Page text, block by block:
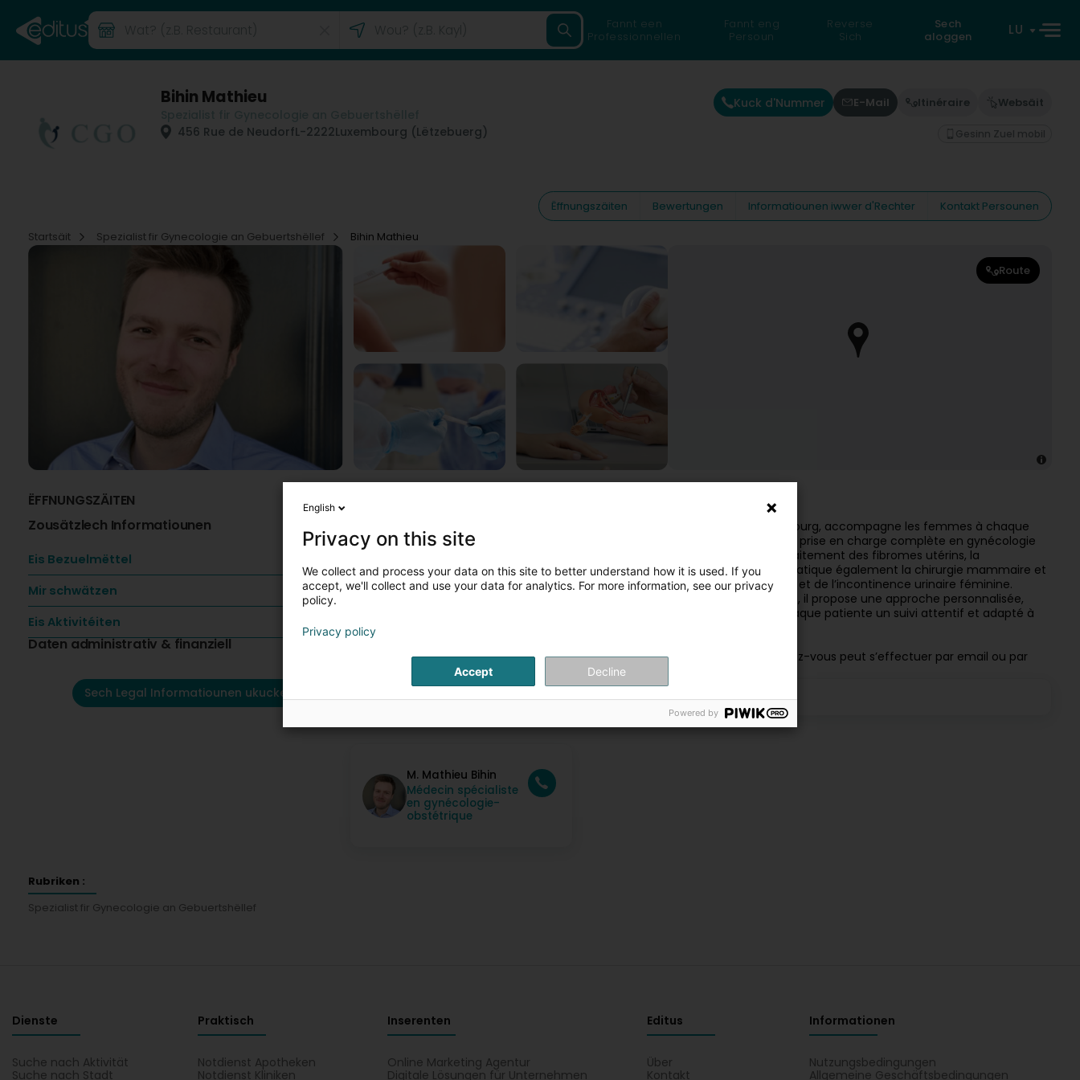
Fannt een
Professionnellen
Fannt eng
Persoun
Reverse
Sich
Sech
aloggen
LU
Bihin Mathieu
456 Rue de NeudorfL-2222Luxembourg (Lëtzebuerg)
Kuck d'Nummer E-Mail Itinéraire Websäit
Gesinn Zuel mobil
Ëffnungszäiten Bewertungen Informatiounen iwwer d'Rechter
Kontakt Persounen
Startsäit
Spezialist fir Gynecologie an Gebuertshëllef Bihin Mathieu
Route
ËFFNUNGSZÄITEN
Zousätzlech Informatiounen
Eis Bezuelmëttel
Mir schwätzen
Eis Aktivitéiten
Daten administrativ & finanziell
Sech Legal Informatiounen ukucken
Le Dr Bihin Mathieu, médecin spécialiste en gynécologie-obstétrique à Luxembourg, accompagne les femmes à chaque
étape de leur vie. Il assure le suivi de grossesse, les accouchements ainsi que la prise en charge complète en gynécologie
médicale et en obstétrique. Son expertise couvre l’échographie pelvienne, le traitement des fibromes utérins, la
contraception définitive et l’accompagnement de la ménopause. Le Dr Bihin pratique également la chirurgie mammaire et
endoscopique, la chirurgie de la vulve ainsi que la chirurgie du prolapsus génital et de l’incontinence urinaire féminine.
Spécialisé en chirurgie gynécologique et en chirurgie gynécologique esthétique, il propose une approche personnalisée,
alliant écoute, précision médicale et techniques modernes, afin d’assurer à chaque patiente un suivi attentif et adapté à
ses besoins.
Le Dr Bihin Mathieu consulte les mercredis, jeudis et vendredis. La prise de rendez-vous peut s’effectuer par email ou par
SMS au 621 284 973.
M. Mathieu Bihin
Médecin spécialiste
en gynécologie-
obstétrique
Rubriken :
Spezialist fir Gynecologie an Gebuertshëllef
Dienste
Suche nach Aktivität
Suche nach Stadt
Praktisch
Notdienst Apotheken
Notdienst Kliniken
Inserenten
Online Marketing Agentur
Digitale Lösungen für Unternehmen
Editus
Über
Kontakt
Informationen
Nutzungsbedingungen
Allgemeine Geschäftsbedingungen
English
Privacy on this site
We collect and process your data on this site to better understand how it is used. If you
accept, we'll collect and use your data for analytics. For more information, see our privacy
policy.
Privacy policy
Accept Decline
Powered by